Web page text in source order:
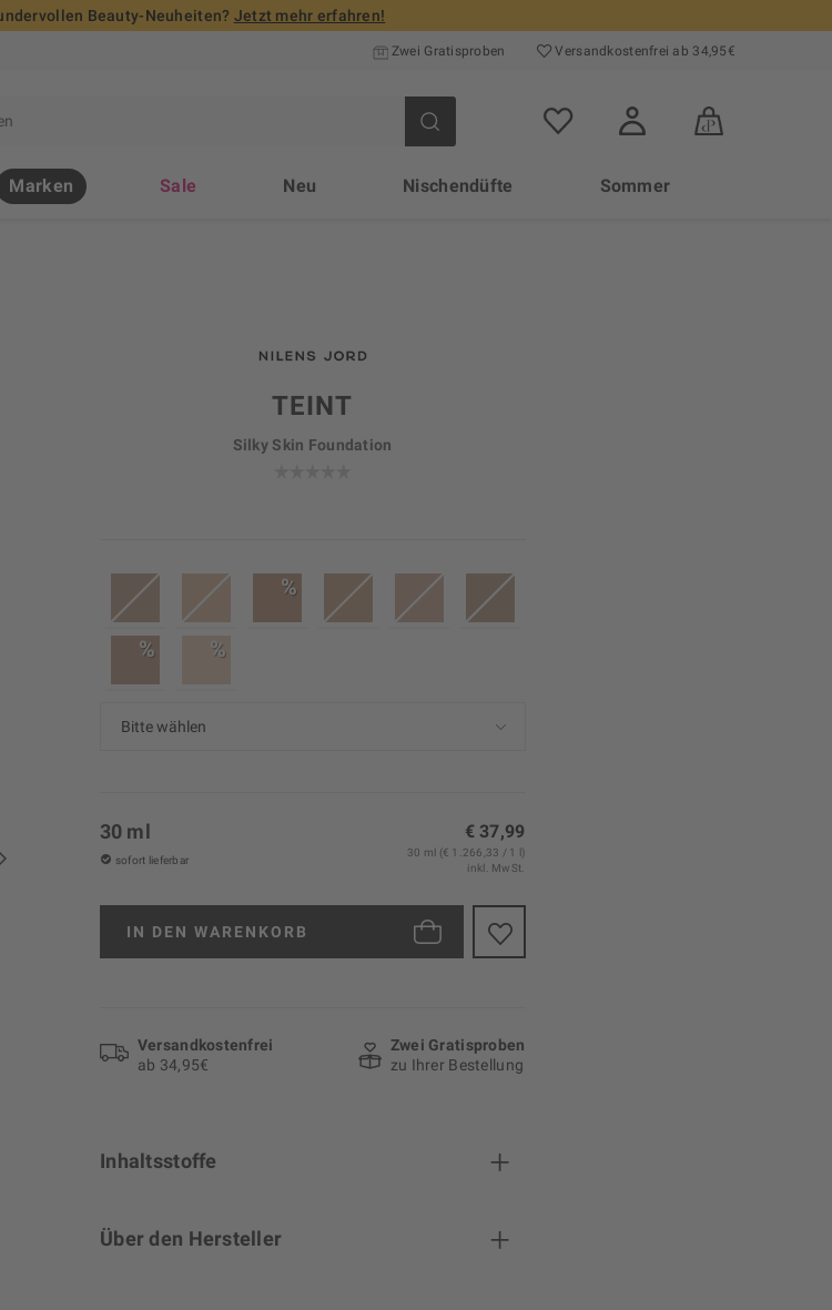
Beauty-Neuheiten? Jetzt mehr erfahren!
Zwei Gratisproben Versand­kosten­frei ab 34,95€
Marken Sale Neu Nischendüfte Sommer
TEINT
Silky Skin Foundation
%
% %
€ 37,99
30 ml
sofort lieferbar
30 ml (€ 1.266,33 / 1 l)
inkl. MwSt.
IN DEN WARENKORB
Versand­kosten­frei
ab 34,95€
Zwei Gratisproben
zu Ihrer Bestellung
Inhaltsstoffe
Über den Hersteller